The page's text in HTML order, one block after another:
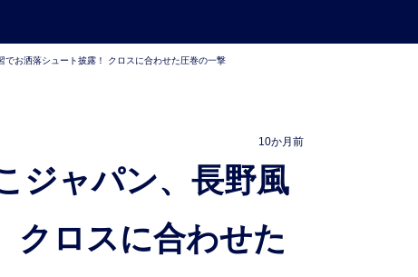
お洒落シュート披露！ クロスに合わせた圧巻の一撃
10か月前
クロスに合わせた